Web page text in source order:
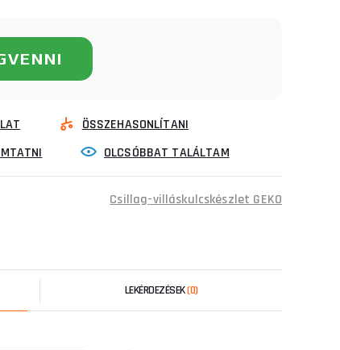
ÖSSZEHASONLÍTANI
OLCSÓBBAT TALÁLTAM
Csillag-villáskulcskészlet GEKO
LEKÉRDEZÉSEK(0)